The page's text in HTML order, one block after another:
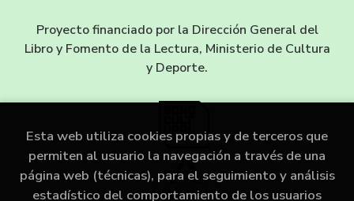
Proyecto financiado por la Dirección General del
Libro y Fomento de la Lectura, Ministerio de Cultura
y Deporte.
Esta web utiliza cookies propias y de terceros que
permiten al usuario la navegación a través de una
página web (técnicas), para el seguimiento y análisis
estadístico del comportamiento de los usuarios